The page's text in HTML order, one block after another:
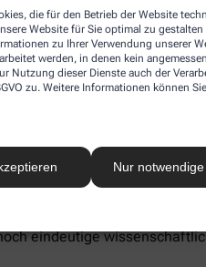
die für den Betrieb der Website
Website für Sie optimal zu
zu Ihrer Verwendung unserer
werden, in denen kein
Nutzung dieser Dienste auch der
zu. Weitere Informationen können
Nur
und ist ein
Beim PMS
Werte des
Ausschüttung des
Weil
Schwangerschaft
eindeutige